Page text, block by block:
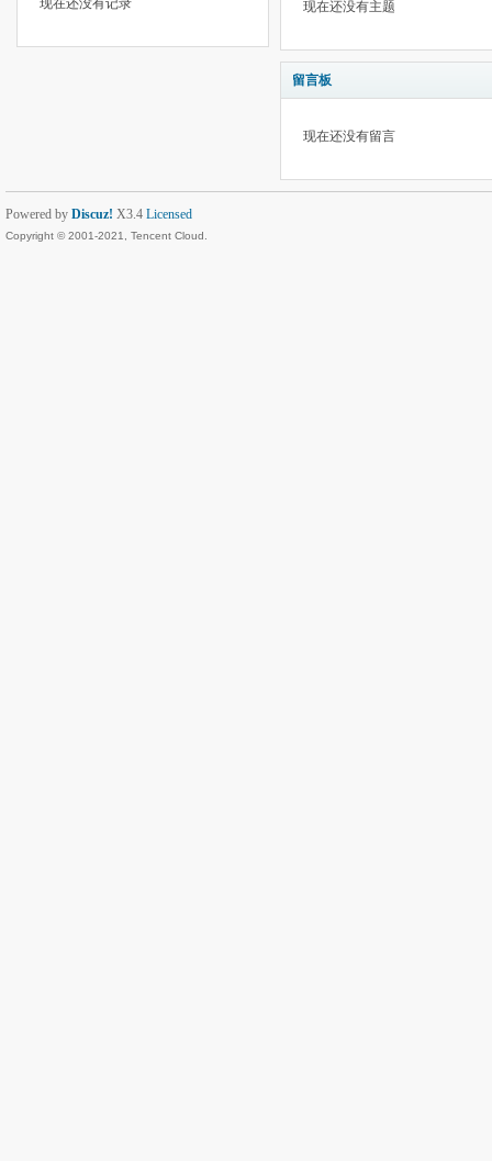
现在还没有记录 现在还没有主题
留言板
现在还没有留言
Powered by Discuz! X3.4 Licensed
Copyright © 2001-2021, Tencent Cloud.